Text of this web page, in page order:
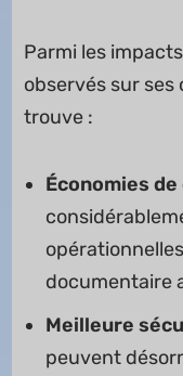
Parmi les
observés sur ses
trouve :
Économies
documentaire
Meilleure
peuvent